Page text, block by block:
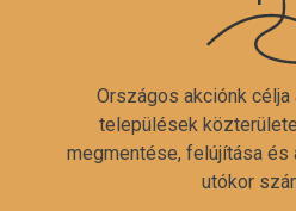
Országos akciónk célja
települések
megmentése, felújítása és
utókor